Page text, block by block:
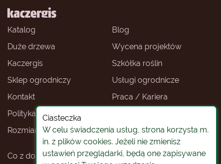
Ciasteczka
W celu świadczenia usług, strona korzysta m.
in. z plików cookies. Jeżeli nie zmienisz
ustawień przeglądarki, będą one zapisywane
Katalog
Blog
Duże drzewa
Wycena projektów
Kaczergis
Szkółka roślin
Sklep ogrodniczy
Usługi ogrodnicze
Kontakt
Praca / Kariera
Polityka prywatności
Rozmiary roślin
Sklep ogrodniczy -
Wrocław
Co z doniczkami
Rośliny na pniu